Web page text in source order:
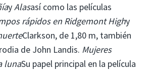
yAlasasí como las películas
rápidos en Ridgemont Highy
Clarkson, de 1,80 m, también
de John Landis. Mujeres
lunaSu papel principal en la película